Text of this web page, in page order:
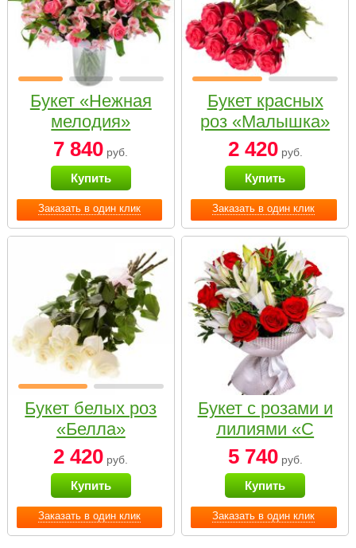
Заказать в один клик
Букет «Нежная
мелодия»
7 840 руб.
Купить
Заказать в один клик
Букет красных
роз «Малышка»
2 420руб.
Купить
Заказать в один клик
Букет белых роз
«Белла»
2 420 руб.
Купить
Заказать в один клик
Букет с розами и
лилиями «С
наилучшими
пожеланиями»
5 740руб.
Купить